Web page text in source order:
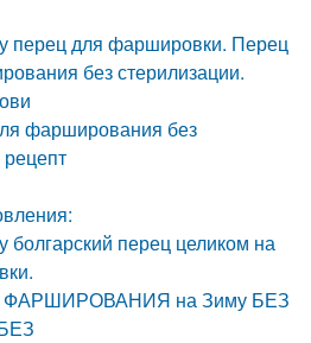
перец для фаршировки. Перец
без стерилизации.
фарширования без
болгарский перец целиком на
ФАРШИРОВАНИЯ на Зиму БЕЗ